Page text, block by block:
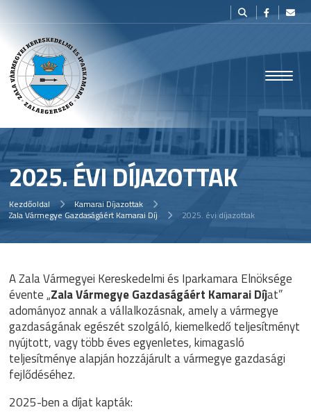
2025. ÉVI DÍJAZOTTAK
Kezdőoldal
Kamarai Díjazottak
Zala Vármegye Gazdaságáért Kamarai Díj
2025. évi díjazottak
A Zala Vármegyei Kereskedelmi és Iparkamara Elnöksége
évente „Zala Vármegye Gazdaságáért Kamarai Díjat”
adományoz annak a vállalkozásnak, amely a vármegye
gazdaságának egészét szolgáló, kiemelkedő teljesítményt
nyújtott, vagy több éves egyenletes, kimagasló
teljesítménye alapján hozzájárult a vármegye gazdasági
fejlődéséhez.
2025-ben a díjat kapták: